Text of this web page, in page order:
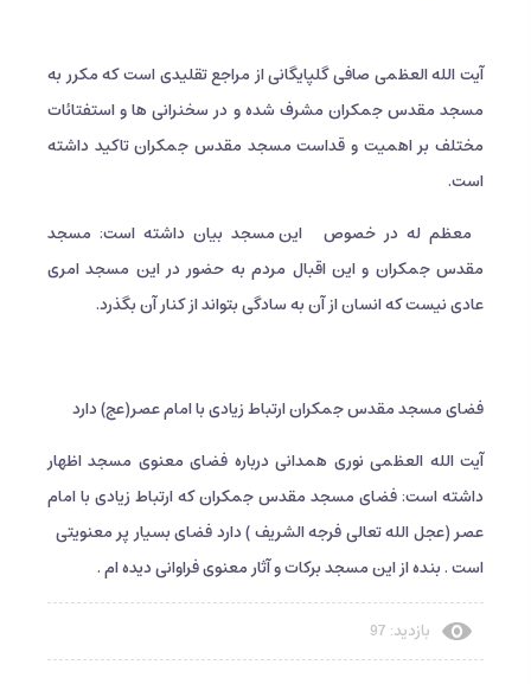
آیت الله العظمی صافی گلپایگانی از مراجع تقلیدی است که مکرر به
مسجد مقدس جمکران مشرف شده و در سخنرانی ها و استفتائات
مختلف بر اهمیت و قداست مسجد مقدس جمکران تاکید داشته
است.
معظم له در خصوص
این مسجد بیان داشته است: مسجد
مقدس جمکران و این اقبال مردم به حضور در این مسجد امری
عادی نیست که انسان از آن به سادگی بتواند از کنار آن بگذرد.
فضای مسجد مقدس جمکران ارتباط زیادی با امام عصر(عج) دارد
آیت الله العظمی نوری همدانی درباره فضای معنوی مسجد اظهار
داشته است: فضای مسجد مقدس جمکران که ارتباط زیادی با امام
عصر (عجل الله تعالی فرجه الشریف ) دارد فضای بسیار پر معنویتی
است . بنده از این مسجد برکات و آثار معنوی فراوانی دیده ام .
بازدید: 97